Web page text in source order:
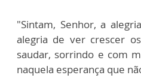
"Sintam, Senhor, a
alegria de ver crescer
saudar, sorrindo e com
naquela esperança que